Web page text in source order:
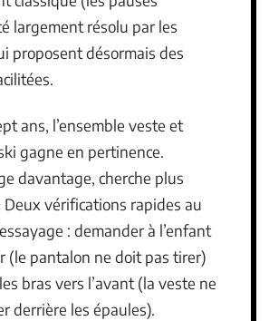
largement résolu par les
proposent désormais des
ans, l’ensemble veste et
gagne en pertinence.
davantage, cherche plus
Deux vérifications rapides au
: demander à l’enfant
(le pantalon ne doit pas tirer)
bras vers l’avant (la veste ne
derrière les épaules).